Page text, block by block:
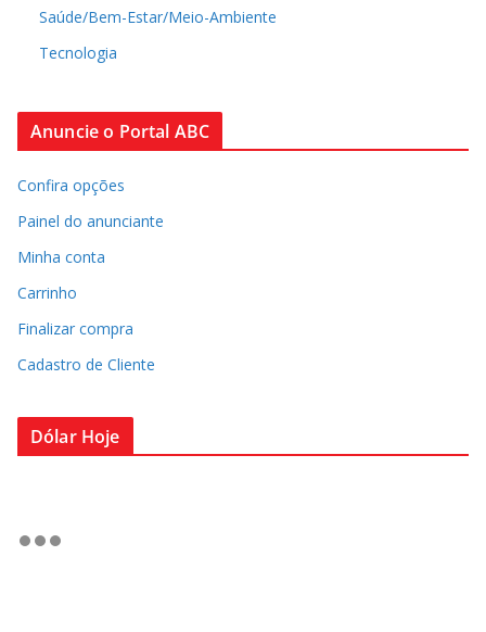
Saúde/Bem-Estar/Meio-Ambiente
Tecnologia
Anuncie o Portal ABC
Confira opções
Painel do anunciante
Minha conta
Carrinho
Finalizar compra
Cadastro de Cliente
Dólar Hoje